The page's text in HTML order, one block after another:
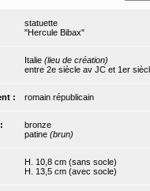
statuette
"Hercule Bibax"
Italie (lieu de création)
entre 2e siècle av JC et 1er
: romain républicain
bronze
patine (brun)
H. 10,8 cm (sans socle)
H. 13,5 cm (avec socle)